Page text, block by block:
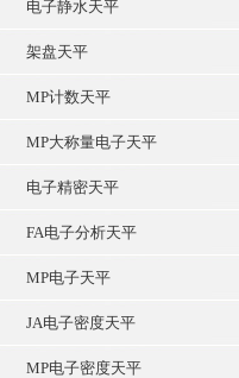
电子静水天平
架盘天平
MP计数天平
MP大称量电子天平
电子精密天平
FA电子分析天平
MP电子天平
JA电子密度天平
MP电子密度天平